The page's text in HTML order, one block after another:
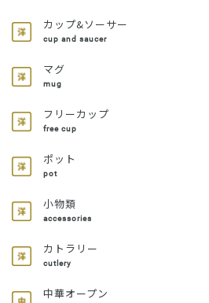
カップ&ソーサー
cup and saucer
マグ
mug
フリーカップ
free cup
ポット
pot
小物類
accessories
カトラリー
cutlery
中華オープン